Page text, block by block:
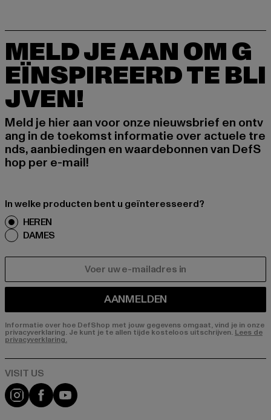
MELD JE AAN OM G
EÏNSPIREERD TE BLI
JVEN!
Meld je hier aan voor onze nieuwsbrief en ontv
ang in de toekomst informatie over actuele tre
nds, aanbiedingen en waardebonnen van DefS
hop per e-mail!
In welke producten bent u geïnteresseerd?
HEREN
DAMES
AANMELDEN
Informatie over hoe DefShop met jouw gegevens omgaat, vind je in onze
privacyverklaring. Je kunt je te allen tijde kosteloos uitschrijven. Lees de
privacyverklaring.
Visit our Instagram page:
Visit our Facebook page:
Visit our YouTube channel: